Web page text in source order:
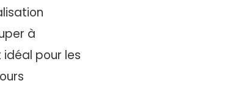
à
idéal pour les